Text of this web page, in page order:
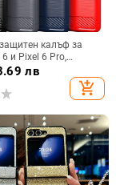
калъф за
и Pixel 6 Pro,
Pixel 7a, пълна
лв
add_shopping_cart